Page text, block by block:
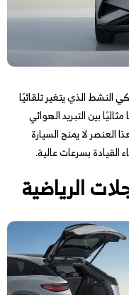
النشط الذي يتغير تلقائيًا
بين التبريد الهوائي
العنصر لا يمنح السيارة
بسرعات عالية.
الرياضية